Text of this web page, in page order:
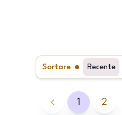
Sortare Recente
1 2